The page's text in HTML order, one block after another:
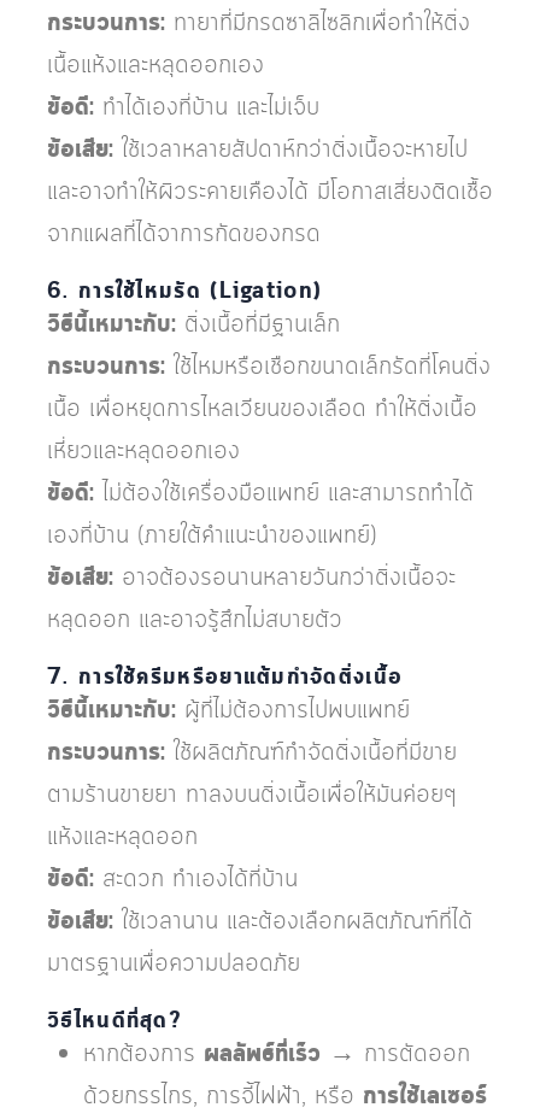
กระบวนการ: ทายาที่มีกรดซาลิไซลิกเพื่อทำให้ติ่ง
เนื้อแห้งและหลุดออกเอง
ข้อดี: ทำได้เองที่บ้าน และไม่เจ็บ
ข้อเสีย: ใช้เวลาหลายสัปดาห์กว่าติ่งเนื้อจะหายไป
และอาจทำให้ผิวระคายเคืองได้ มีโอกาสเสี่ยงติดเชื้อ
จากแผลที่ได้จาการกัดของกรด
6. การใช้ไหมรัด (Ligation)
วิธีนี้เหมาะกับ: ติ่งเนื้อที่มีฐานเล็ก
กระบวนการ: ใช้ไหมหรือเชือกขนาดเล็กรัดที่โคนติ่ง
เนื้อ เพื่อหยุดการไหลเวียนของเลือด ทำให้ติ่งเนื้อ
เหี่ยวและหลุดออกเอง
ข้อดี: ไม่ต้องใช้เครื่องมือแพทย์ และสามารถทำได้
เองที่บ้าน (ภายใต้คำแนะนำของแพทย์)
ข้อเสีย: อาจต้องรอนานหลายวันกว่าติ่งเนื้อจะ
หลุดออก และอาจรู้สึกไม่สบายตัว
7. การใช้ครีมหรือยาแต้มกำจัดติ่งเนื้อ
วิธีนี้เหมาะกับ: ผู้ที่ไม่ต้องการไปพบแพทย์
กระบวนการ: ใช้ผลิตภัณฑ์กำจัดติ่งเนื้อที่มีขาย
ตามร้านขายยา ทาลงบนติ่งเนื้อเพื่อให้มันค่อยๆ
แห้งและหลุดออก
ข้อดี: สะดวก ทำเองได้ที่บ้าน
ข้อเสีย: ใช้เวลานาน และต้องเลือกผลิตภัณฑ์ที่ได้
มาตรฐานเพื่อความปลอดภัย
วิธีไหนดีที่สุด?
หากต้องการ ผลลัพธ์ที่เร็ว → การตัดออก
ด้วยกรรไกร, การจี้ไฟฟ้า, หรือ การใช้เลเซอร์